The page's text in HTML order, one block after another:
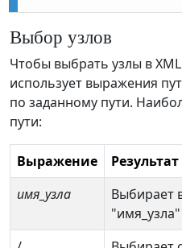
Выбор узлов
Чтобы выбрать узлы в
использует выражения
по заданному пути.
пути:
Выражение
Результат
имя_узла
Выбирает
"имя_узла"